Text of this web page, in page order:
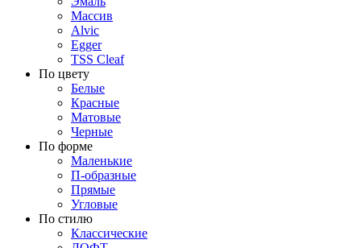
Массив
Alvic
Egger
TSS Cleaf
По цвету
Белые
Красные
Матовые
Черные
По форме
Маленькие
П-образные
Прямые
Угловые
По стилю
Классические